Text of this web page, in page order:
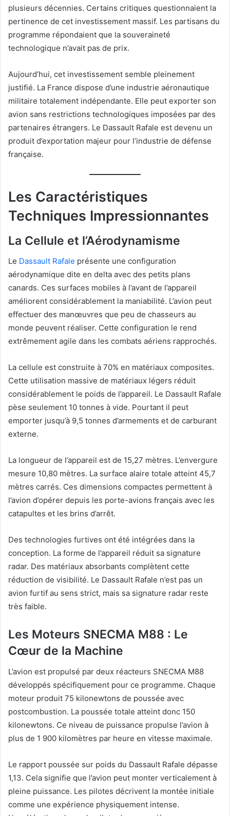
plusieurs décennies. Certains critiques questionnaient la
pertinence de cet investissement massif. Les partisans du
programme répondaient que la souveraineté
technologique n’avait pas de prix.
Aujourd’hui, cet investissement semble pleinement
justifié. La France dispose d’une industrie aéronautique
militaire totalement indépendante. Elle peut exporter son
avion sans restrictions technologiques imposées par des
partenaires étrangers. Le Dassault Rafale est devenu un
produit d’exportation majeur pour l’industrie de défense
française.
Les Caractéristiques
Techniques Impressionnantes
La Cellule et l’Aérodynamisme
Le Dassault Rafale présente une configuration
aérodynamique dite en delta avec des petits plans
canards. Ces surfaces mobiles à l’avant de l’appareil
améliorent considérablement la maniabilité. L’avion peut
effectuer des manœuvres que peu de chasseurs au
monde peuvent réaliser. Cette configuration le rend
extrêmement agile dans les combats aériens rapprochés.
La cellule est construite à 70% en matériaux composites.
Cette utilisation massive de matériaux légers réduit
considérablement le poids de l’appareil. Le Dassault Rafale
pèse seulement 10 tonnes à vide. Pourtant il peut
emporter jusqu’à 9,5 tonnes d’armements et de carburant
externe.
La longueur de l’appareil est de 15,27 mètres. L’envergure
mesure 10,80 mètres. La surface alaire totale atteint 45,7
mètres carrés. Ces dimensions compactes permettent à
l’avion d’opérer depuis les porte-avions français avec les
catapultes et les brins d’arrêt.
Des technologies furtives ont été intégrées dans la
conception. La forme de l’appareil réduit sa signature
radar. Des matériaux absorbants complètent cette
réduction de visibilité. Le Dassault Rafale n’est pas un
avion furtif au sens strict, mais sa signature radar reste
très faible.
Les Moteurs SNECMA M88 : Le
Cœur de la Machine
L’avion est propulsé par deux réacteurs SNECMA M88
développés spécifiquement pour ce programme. Chaque
moteur produit 75 kilonewtons de poussée avec
postcombustion. La poussée totale atteint donc 150
kilonewtons. Ce niveau de puissance propulse l’avion à
plus de 1 900 kilomètres par heure en vitesse maximale.
Le rapport poussée sur poids du Dassault Rafale dépasse
1,13. Cela signifie que l’avion peut monter verticalement à
pleine puissance. Les pilotes décrivent la montée initiale
comme une expérience physiquement intense.